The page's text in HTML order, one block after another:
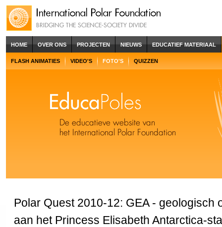
HOME OVER ONS PROJECTEN NIEUWS EDUCATIEF MATERIAAL
FLASH ANIMATIES VIDEO'S FOTO'S QUIZZEN
Polar Quest 2010-12: GEA - geologisch
aan het Princess Elisabeth Antarctica-